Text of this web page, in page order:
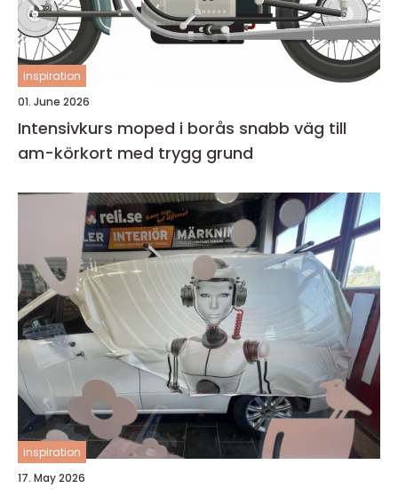
inspiration
01. June 2026
Intensivkurs moped i borås snabb väg till
am-körkort med trygg grund
inspiration
17. May 2026